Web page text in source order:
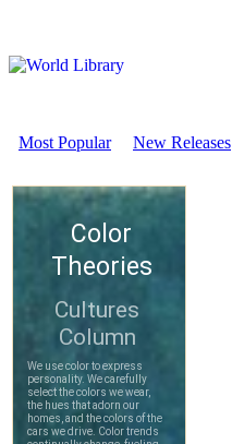
Most Popular New Releases